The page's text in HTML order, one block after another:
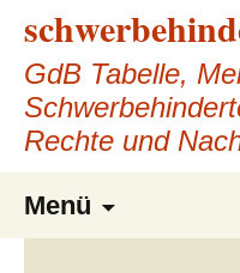
GdB Tabelle,
Rechte und
Menü